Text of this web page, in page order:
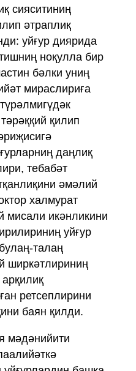
сияситиниң
әтраплиқ
уйғур диярида
ноқулла бир
бәлки униң
мираслириға
қилип
даңлиқ
тебабәт
әмәлий
халмурат
мисали икәнликини
уйғур
талаң
ширкәтлириниң
ретсеплирини
баян қилди.
мәдәнийити